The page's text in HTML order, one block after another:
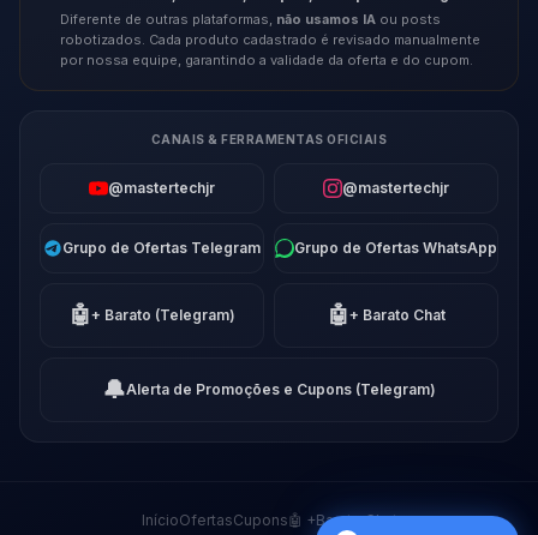
Diferente de outras plataformas, não usamos IA ou posts
robotizados. Cada produto cadastrado é revisado manualmente
por nossa equipe, garantindo a validade da oferta e do cupom.
CANAIS & FERRAMENTAS OFICIAIS
@mastertechjr @mastertechjr
Grupo de Ofertas Telegram Grupo de Ofertas WhatsApp
🤖+ Barato (Telegram) 🤖+ Barato Chat
🔔Alerta de Promoções e Cupons (Telegram)
InícioOfertasCupons🤖 +Barato Chat